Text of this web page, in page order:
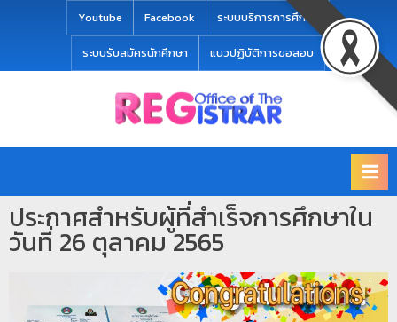
Youtube Facebook ระบบบริการการศึกษา
ระบบรับสมัครนักศึกษา แนวปฏิบัติการขอสอบ
นั
ท
ะ
บี
ย
the
mai
Rajabhat
ประกาศสำหรับผู้ที่สำเร็จการศึกษาใน
วันที่ 26 ตุลาคม 2565
modal-check